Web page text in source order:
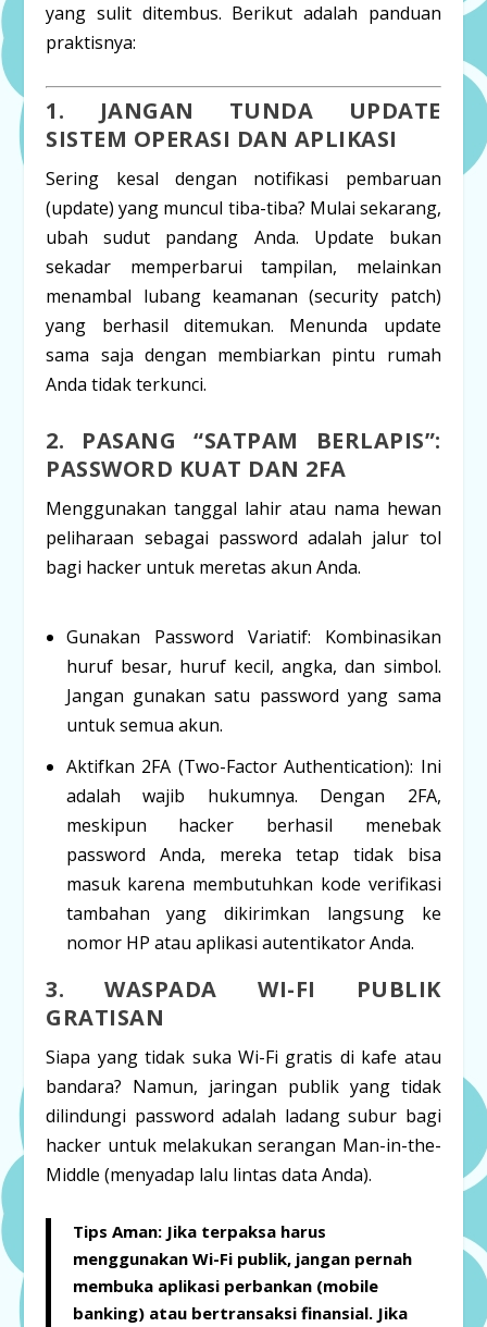
yang sulit ditembus. Berikut adalah panduan
praktisnya:
1. JANGAN TUNDA UPDATE
SISTEM OPERASI DAN APLIKASI
Sering kesal dengan notifikasi pembaruan
(update) yang muncul tiba-tiba? Mulai sekarang,
ubah sudut pandang Anda. Update bukan
sekadar memperbarui tampilan, melainkan
menambal lubang keamanan (security patch)
yang berhasil ditemukan. Menunda update
sama saja dengan membiarkan pintu rumah
Anda tidak terkunci.
2. PASANG “SATPAM BERLAPIS”:
PASSWORD KUAT DAN 2FA
Menggunakan tanggal lahir atau nama hewan
peliharaan sebagai password adalah jalur tol
bagi hacker untuk meretas akun Anda.
Gunakan Password Variatif: Kombinasikan
huruf besar, huruf kecil, angka, dan simbol.
Jangan gunakan satu password yang sama
untuk semua akun.
Aktifkan 2FA (Two-Factor Authentication): Ini
adalah wajib hukumnya. Dengan 2FA,
meskipun hacker berhasil menebak
password Anda, mereka tetap tidak bisa
masuk karena membutuhkan kode verifikasi
tambahan yang dikirimkan langsung ke
nomor HP atau aplikasi autentikator Anda.
3. WASPADA WI-FI PUBLIK
GRATISAN
Siapa yang tidak suka Wi-Fi gratis di kafe atau
bandara? Namun, jaringan publik yang tidak
dilindungi password adalah ladang subur bagi
hacker untuk melakukan serangan Man-in-the-
Middle (menyadap lalu lintas data Anda).
Tips Aman: Jika terpaksa harus
menggunakan Wi-Fi publik, jangan pernah
membuka aplikasi perbankan (mobile
banking) atau bertransaksi finansial. Jika